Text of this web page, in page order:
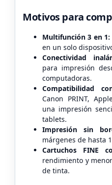
Motivos para
Multifunción 3 en 1:
en un solo
Conectividad
para impresión
computadoras.
Compatibilidad
Canon PRINT,
una impresión
tablets.
Impresión sin
márgenes de hasta
Cartuchos FINE
rendimiento y
de tinta.